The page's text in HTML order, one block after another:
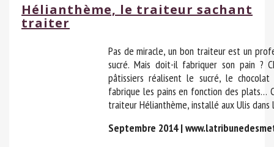
Hélianthème, le traiteur sachant
traiter
Pas de miracle, un bon traiteur est un
sucré. Mais doit-il fabriquer son pain ?
pâtissiers réalisent le sucré, le
fabrique les pains en fonction des plats…
traiteur Hélianthème, installé aux Ulis dans
Septembre 2014 |